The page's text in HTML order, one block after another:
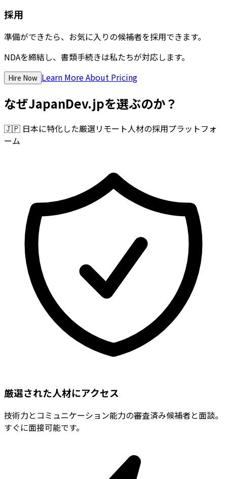
採用
準備ができたら、お気に入りの候補者を採用できます。
NDAを締結し、書類手続きは私たちが対応します。
Hire Now Learn More About Pricing
なぜJapanDev.jpを選ぶのか？
🇯🇵 日本に特化した厳選リモート人材の採用プラットフォ
ーム
厳選された人材にアクセス
技術力とコミュニケーション能力の審査済み候補者と面談。
すぐに面接可能です。